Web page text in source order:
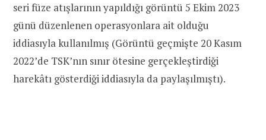
seri füze atışlarının yapıldığı görüntü 5 Ekim 2023
günü düzenlenen operasyonlara ait olduğu
iddiasıyla kullanılmış (Görüntü geçmişte 20 Kasım
2022’de TSK’nın sınır ötesine gerçekleştirdiği
harekâtı gösterdiği iddiasıyla da paylaşılmıştı).